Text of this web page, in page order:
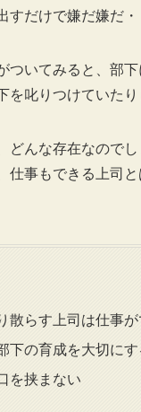
だけで嫌だ嫌だ・
ついてみると、部
を叱りつけていた
どんな存在なので
仕事もできる上司
散らす上司は仕事
下の育成を大切にす
を挟まない